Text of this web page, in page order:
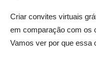
Criar convites virtuais
em comparação com os
Vamos ver por que essa